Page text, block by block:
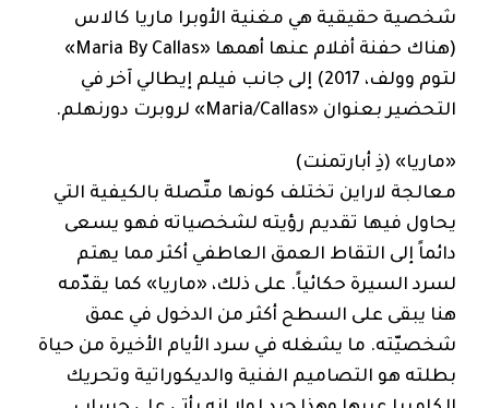
شخصية حقيقية هي مغنية الأوبرا ماريا كالاس
(هناك حفنة أفلام عنها أهمها «Maria By Callas»
لتوم وولف، 2017) إلى جانب فيلم إيطالي آخر في
التحضير بعنوان «Maria‪/‬Callas» لروبرت دورنهلم.
«ماريا» (ذِ أبارتمنت)
معالجة لاراين تختلف كونها متّصلة بالكيفية التي
يحاول فيها تقديم رؤيته لشخصياته فهو يسعى
دائماً إلى التقاط العمق العاطفي أكثر مما يهتم
لسرد السيرة حكائياً. على ذلك، «ماريا» كما يقدّمه
هنا يبقى على السطح أكثر من الدخول في عمق
شخصيّته. ما يشغله في سرد الأيام الأخيرة من حياة
بطلته هو التصاميم الفنية والديكوراتية وتحريك